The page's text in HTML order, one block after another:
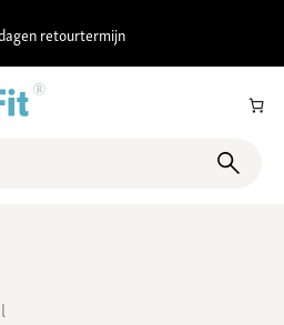
retourtermijn
59, Hapert, Nederland